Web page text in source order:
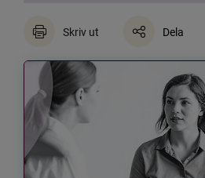
Skriv ut Dela